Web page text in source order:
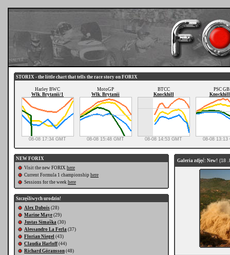
STORIX - the little chart that tells the race story on FORIX
Harley BWC
Wlk. Brytanii/1
08-08 17:34 GMT
MotoGP
Wlk. Brytanii
08-08 15:48 GMT
BTCC
Knockhill
08-08 14:53 GMT
PSC GB
08-08 13:13
NEW FORIX
Visit the new FORIX here
Current Formula 1 championship here
Sessions for the week here
Szczęśliwych urodzin!
Alex Dubois (28)
Marine Maye (29)
Justas Simaška (30)
Alessandro La Ferla (37)
Florian Niegel (43)
Claudia Harloff (44)
Richard Göransson (48)
Galeria zdjęć: New! (18